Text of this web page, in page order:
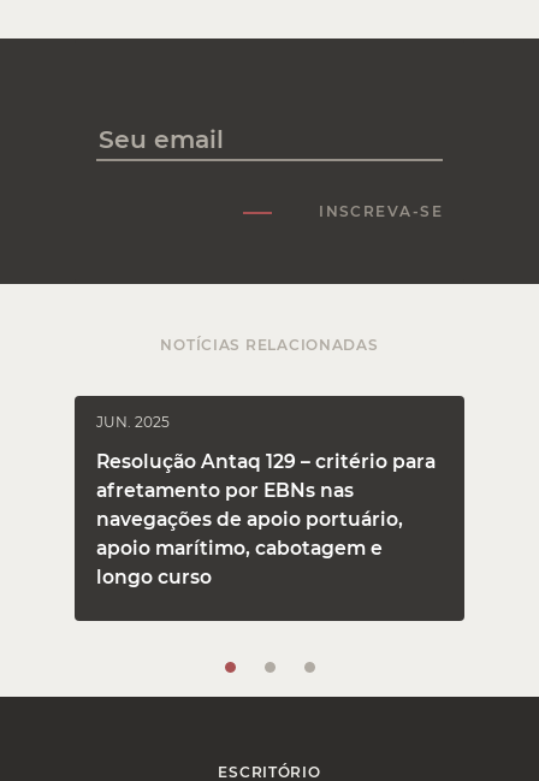
INSCREVA-SE
NOTÍCIAS RELACIONADAS
JUN. 2025
Resolução Antaq 129 – critério para
afretamento por EBNs nas
navegações de apoio portuário,
apoio marítimo, cabotagem e
longo curso
ESCRITÓRIO